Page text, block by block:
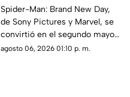
millones de dólares y
es el segundo mejor
debut de la historia
Spider-Man: Brand New Day,
de Sony Pictures y Marvel, se
convirtió en el segundo mayor
estreno de fin de semana. Aquí
agosto 06, 2026 01:10 p. m.